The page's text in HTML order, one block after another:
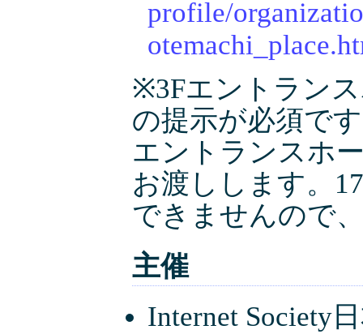
profile/
※3Fエントラン
の提示が必須で
エントランスホ
お渡しします。
できませんので
主催
Internet Society